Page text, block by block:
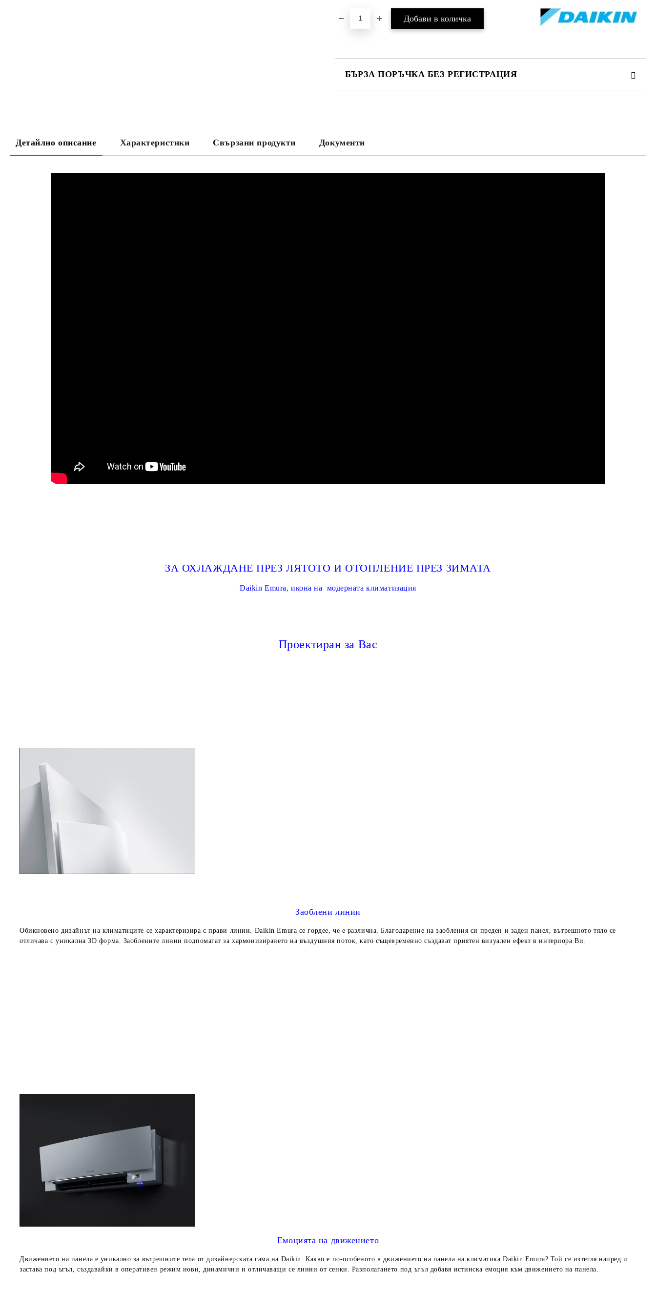
БЪРЗА ПОРЪЧКА БЕЗ РЕГИСТРАЦИЯ
Съгласен съм с
Детайлно описание Характеристики Свързани продукти Документи
ЗА ОХЛАЖДАНЕ ПРЕЗ ЛЯТОТО И ОТОПЛЕНИЕ ПРЕЗ ЗИМАТА
Daikin Emura, икона на модерната климатизация
Проектиран за Вас
Заоблени линии
Обикновено дизайнът на климатиците се характеризира с прави линии. Daikin Emura се гордее, че е различна. Благодарение на заобления си преден и заден панел, вътрешното тяло се
отличава с уникална 3D форма. Заоблените линии подпомагат за хармонизирането на въздушния поток, като същевременно създават приятен визуален ефект в интериора Ви.
Емоцията на движението
Движението на панела е уникално за вътрешните тела от дизайнерската гама на Daikin. Какво е по-особеното в движението на панела на климатика Daikin Emura? Той се изтегля напред и
застава под ъгъл, създавайки в оперативен режим нови, динамични и отличаващи се линии от сенки. Разполагането под ъгъл добавя истинска емоция към движението на панела.